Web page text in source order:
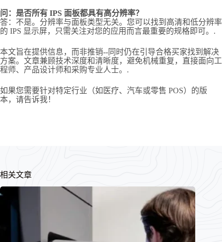
问：是否所有 IPS 面板都具有高分辨率？
答：不是。分辨率与面板类型无关。您可以找到高清和低分辨率
的 IPS 显示屏，只需关注对您的应用而言最重要的规格即可。.
本文旨在提供信息，而非推销--同时仍在引导合格买家找到解决
方案。文章兼顾技术深度和清晰度，避免机械重复，直接面向工
程师、产品设计师和采购专业人士。.
如果您需要针对特定行业（如医疗、汽车或零售 POS）的版
本，请告诉我！
相关文章